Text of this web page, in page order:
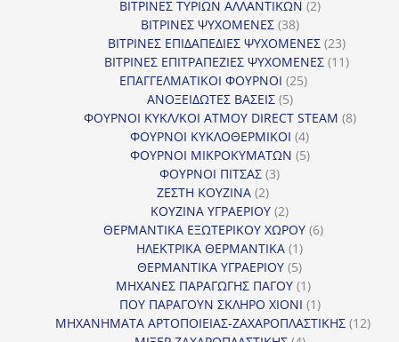
προϊόντα
ΒΙΤΡΙΝΕΣ ΤΥΡΙΩΝ ΑΛΛΑΝΤΙΚΩΝ 22
ΒΙΤΡΙΝΕΣ ΨΥΧΟΜΕΝΕΣ 3838
προϊόντα
ΒΙΤΡΙΝΕΣ ΕΠΙΔΑΠΕΔΙΕΣ ΨΥΧΟΜΕΝΕΣ 2323
προϊόντα
ΒΙΤΡΙΝΕΣ ΕΠΙΤΡΑΠΕΖΙΕΣ ΨΥΧΟΜΕΝΕΣ 1111
ΕΠΑΓΓΕΛΜΑΤΙΚΟΙ ΦΟΥΡΝΟΙ 2525
ΑΝΟΞΕΙΔΩΤΕΣ ΒΑΣΕΙΣ 55
προϊόντα
ΦΟΥΡΝΟΙ ΚΥΚΛ/ΚΟΙ ΑΤΜΟΥ DIRECT STEAM 88
ΦΟΥΡΝΟΙ ΚΥΚΛΟΘΕΡΜΙΚΟΙ 44
προϊόντα
ΦΟΥΡΝΟΙ ΜΙΚΡΟΚΥΜΑΤΩΝ 55
ΦΟΥΡΝΟΙ ΠΙΤΣΑΣ 33
ΖΕΣΤΗ ΚΟΥΖΙΝΑ 22
προϊόντα
ΚΟΥΖΙΝΑ ΥΓΡΑΕΡΙΟΥ 22
προϊόντα
ΘΕΡΜΑΝΤΙΚΑ ΕΞΩΤΕΡΙΚΟΥ ΧΩΡΟΥ 66
ΗΛΕΚΤΡΙΚΑ ΘΕΡΜΑΝΤΙΚΑ 11
προϊόν
ΘΕΡΜΑΝΤΙΚΑ ΥΓΡΑΕΡΙΟΥ 55
προϊόντα
ΜΗΧΑΝΕΣ ΠΑΡΑΓΩΓΗΣ ΠΑΓΟΥ 11
προϊόν
ΠΟΥ ΠΑΡΑΓΟΥΝ ΣΚΛΗΡΟ ΧΙΟΝΙ 11
προϊόν
ΜΗΧΑΝΗΜΑΤΑ ΑΡΤΟΠΟΙΕΙΑΣ-ΖΑΧΑΡΟΠΛΑΣΤΙΚΗΣ 1212